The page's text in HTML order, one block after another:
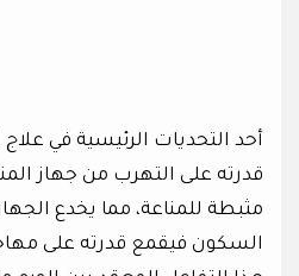
أحد التحديات الرئيسية في علاج
قدرته على التهرب من جهاز
مثبطة للمناعة، مما يخدع
السكون فيقمع قدرته على